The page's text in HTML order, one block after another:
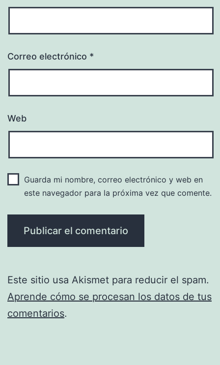
Correo electrónico *
Web
Guarda mi nombre, correo electrónico y web en
este navegador para la próxima vez que comente.
Este sitio usa Akismet para reducir el spam.
Aprende cómo se procesan los datos de tus
comentarios.